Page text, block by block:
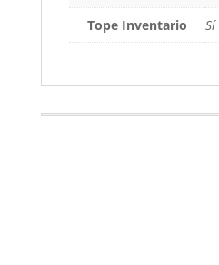
Tope Inventario
Sí